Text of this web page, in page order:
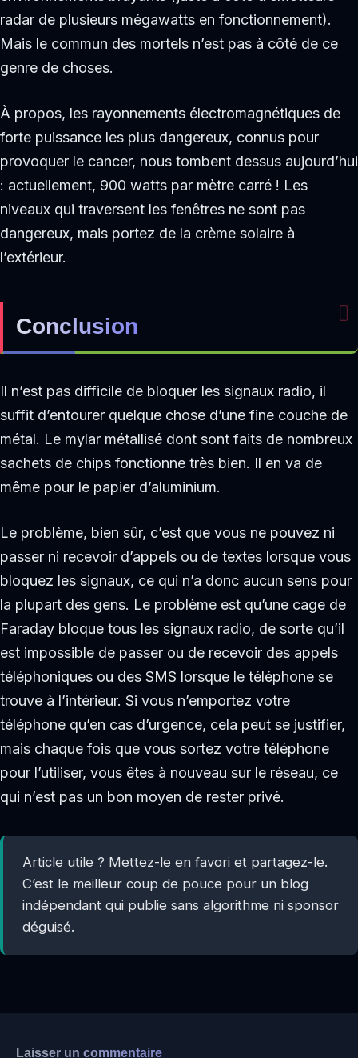
radar de plusieurs mégawatts en fonctionnement).
Mais le commun des mortels n’est pas à côté de ce
genre de choses.
À propos, les rayonnements électromagnétiques de
forte puissance les plus dangereux, connus pour
provoquer le cancer, nous tombent dessus aujourd’hui
: actuellement, 900 watts par mètre carré ! Les
niveaux qui traversent les fenêtres ne sont pas
dangereux, mais portez de la crème solaire à
l’extérieur.
Conclusion
Il n’est pas difficile de bloquer les signaux radio, il
suffit d’entourer quelque chose d’une fine couche de
métal. Le mylar métallisé dont sont faits de nombreux
sachets de chips fonctionne très bien. Il en va de
même pour le papier d’aluminium.
Le problème, bien sûr, c’est que vous ne pouvez ni
passer ni recevoir d’appels ou de textes lorsque vous
bloquez les signaux, ce qui n’a donc aucun sens pour
la plupart des gens. Le problème est qu’une cage de
Faraday bloque tous les signaux radio, de sorte qu’il
est impossible de passer ou de recevoir des appels
téléphoniques ou des SMS lorsque le téléphone se
trouve à l’intérieur. Si vous n’emportez votre
téléphone qu’en cas d’urgence, cela peut se justifier,
mais chaque fois que vous sortez votre téléphone
pour l’utiliser, vous êtes à nouveau sur le réseau, ce
qui n’est pas un bon moyen de rester privé.
Article utile ? Mettez-le en favori et partagez-le.
C’est le meilleur coup de pouce pour un blog
indépendant qui publie sans algorithme ni sponsor
déguisé.
Laisser un commentaire